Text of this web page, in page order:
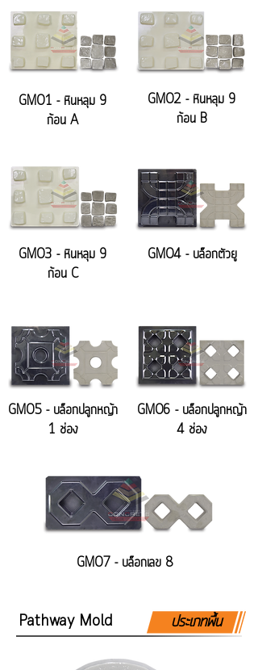
GM01 - หินหลุม 9
ก้อน A
GM02 - หินหลุม 9
ก้อน B
GM03 - หินหลุม 9
ก้อน C
GM04 - บล็อกตัวยู
GM05 - บล็อกปลูกหญ้า
1 ช่อง
GM06 - บล็อกปลูกหญ้า
4 ช่อง
GM07 - บล็อกเลข 8
Pathway Mold ประเภทพื้น